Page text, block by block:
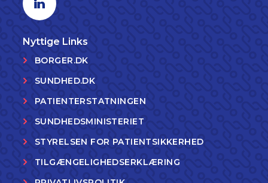
Socialrådgiver Karina Haslund Jensen
Socialrådgiver Karin Thrane (suppleant)
Nyttige Links
BORGER.DK
SUNDHED.DK
PATIENTERSTATNINGEN
SUNDHEDSMINISTERIET
STYRELSEN FOR PATIENTSIKKERHED
TILGÆNGELIGHEDSERKLÆRING